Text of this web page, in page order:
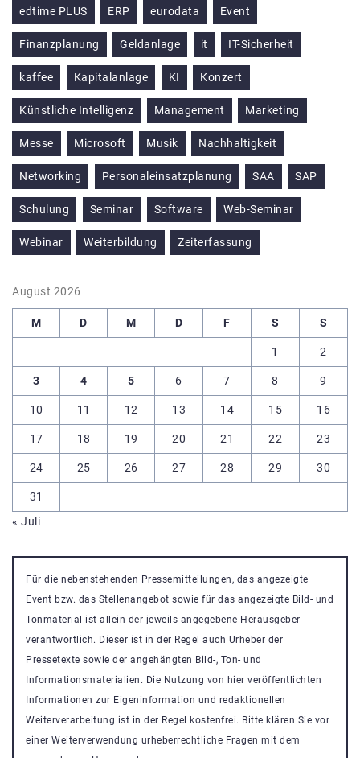
edtime PLUS ERP eurodata Event
Finanzplanung Geldanlage it IT-Sicherheit
kaffee Kapitalanlage KI Konzert
Künstliche Intelligenz Management Marketing
Messe Microsoft Musik Nachhaltigkeit
Networking Personaleinsatzplanung SAA SAP
Schulung Seminar Software Web-Seminar
Webinar Weiterbildung Zeiterfassung
August 2026
M D M D F S S
1 2
3 4 5 6 7 8 9
10 11 12 13 14 15 16
17 18 19 20 21 22 23
24 25 26 27 28 29 30
31
« Juli
Für die nebenstehenden Pressemitteilungen, das angezeigte
Event bzw. das Stellenangebot sowie für das angezeigte Bild- und
Tonmaterial ist allein der jeweils angegebene Herausgeber
verantwortlich. Dieser ist in der Regel auch Urheber der
Pressetexte sowie der angehängten Bild-, Ton- und
Informationsmaterialien. Die Nutzung von hier veröffentlichten
Informationen zur Eigeninformation und redaktionellen
Weiterverarbeitung ist in der Regel kostenfrei. Bitte klären Sie vor
einer Weiterverwendung urheberrechtliche Fragen mit dem